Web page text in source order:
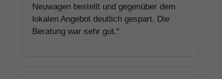
Neuwagen bestellt und gegenüber dem
lokalen Angebot deutlich gespart. Die
Beratung war sehr gut.“